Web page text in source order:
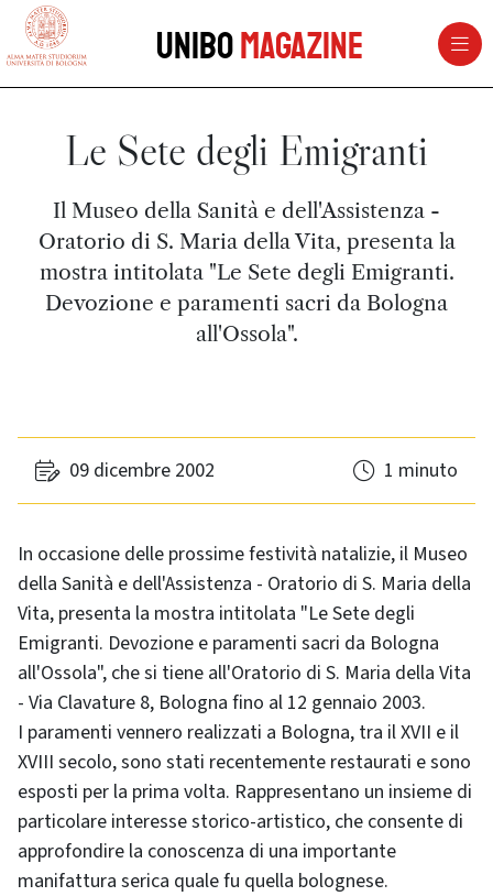
vai al contenuto della pagina
UniboMagazine
Le Sete degli Emigranti
Il Museo della Sanità e dell'Assistenza -
Oratorio di S. Maria della Vita, presenta la
mostra intitolata "Le Sete degli Emigranti.
Devozione e paramenti sacri da Bologna
all'Ossola".
09 dicembre 2002 1 minuto
In occasione delle prossime festività natalizie, il Museo
della Sanità e dell'Assistenza - Oratorio di S. Maria della
Vita, presenta la mostra intitolata "Le Sete degli
Emigranti. Devozione e paramenti sacri da Bologna
all'Ossola", che si tiene all'Oratorio di S. Maria della Vita
- Via Clavature 8, Bologna fino al 12 gennaio 2003.
I paramenti vennero realizzati a Bologna, tra il XVII e il
XVIII secolo, sono stati recentemente restaurati e sono
esposti per la prima volta. Rappresentano un insieme di
particolare interesse storico-artistico, che consente di
approfondire la conoscenza di una importante
manifattura serica quale fu quella bolognese.